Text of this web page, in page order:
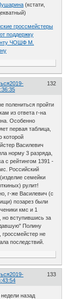
(кстати,
гроссмейстеры
поддержку
ЧОШФ М.
132
2019-
полениться пройти
из ответа г-на
Особенно
первая таблица,
которой
Василевич
норму 3 разряда,
с рейтингом 1391 -
Российский
семейки
рулит!
г-же Василевич (с
позарез были
кмс и 1
но вступившись за
Полину
гроссмейстер не
последствий.
133
2019-
назад